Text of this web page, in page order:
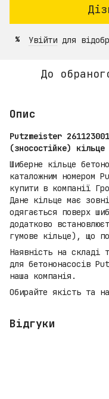
% Увійти для
До
Опис
Putzmeister
(зносостійке) кільце
Шиберне кільце
каталожним номером
купити в компанії
Дане кільце має
одягається поверх
додатково
гумове кільце), що
Наявність на складі
для бетононасосів
наша компанія.
Обирайте якість та
Відгуки